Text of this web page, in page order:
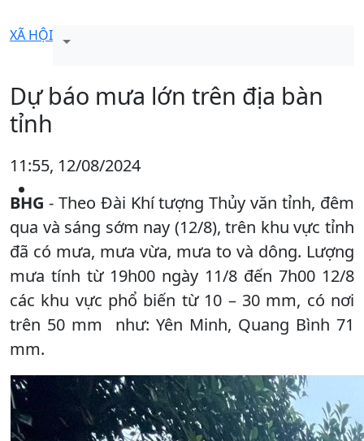
XÃ HỘI
Dự báo mưa lớn trên địa bàn
tỉnh
11:55, 12/08/2024
BHG - Theo Đài Khí tượng Thủy văn tỉnh, đêm
qua và sáng sớm nay (12/8), trên khu vực tỉnh
đã có mưa, mưa vừa, mưa to và dông. Lượng
mưa tính từ 19h00 ngày 11/8 đến 7h00 12/8
các khu vực phổ biến từ 10 – 30 mm, có nơi
trên 50 mm như: Yên Minh, Quang Bình 71
mm.